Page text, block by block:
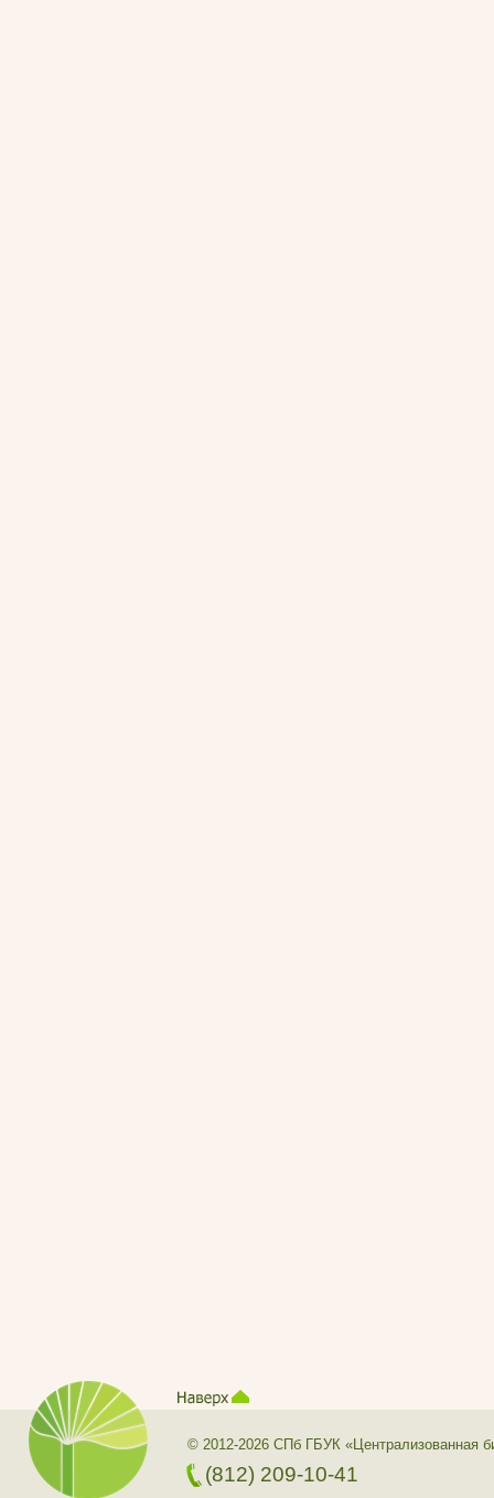
© 2012-2026 СПб ГБУК «Централизованная
(812) 209-10-41